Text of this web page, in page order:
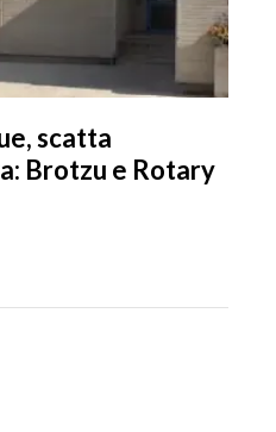
scatta
Brotzu e Rotary